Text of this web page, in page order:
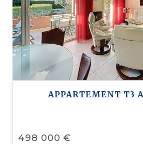
APPARTEMENT T3
498 000 €